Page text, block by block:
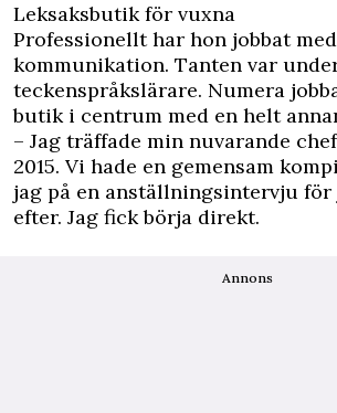
Leksaksbutik för vuxna
Professionellt har hon jobbat
kommunikation. Tanten var
teckenspråkslärare. Numera
butik i centrum med en helt
– Jag träffade min nuvarande
2015. Vi hade en gemensam
jag på en anställningsintervju för
efter. Jag fick börja direkt.
Annons